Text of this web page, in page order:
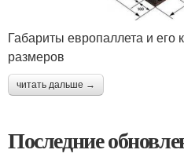
Габариты европаллета и его
размеров
читать дальше →
Последние